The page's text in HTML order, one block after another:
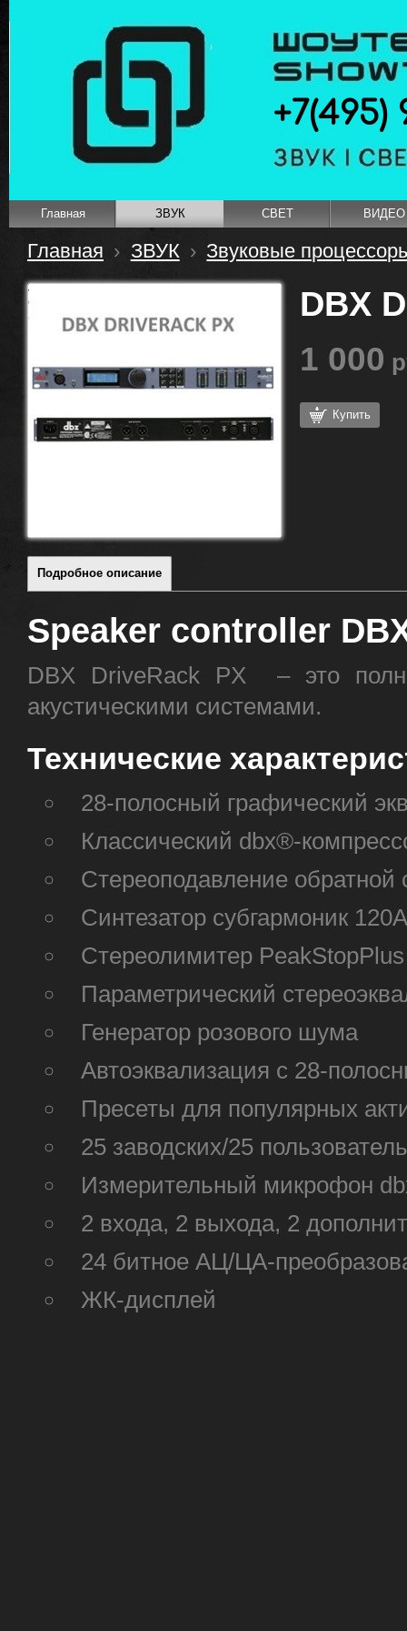
+7(495)
Главная ЗВУК СВЕТ ВИДЕО
Главная › ЗВУК › Звуковые
DBX
1 000
Купить
Подробное описание
Speaker controller
DBX DriveRack PX – это
акустическими системами.
Технические
28-полосный графический
Классический dbx®-
Стереоподавление
Синтезатор субгармоник 120А
Стереолимитер PeakStopPlus
Параметрический
Генератор розового шума
Автоэквализация с 28-
Пресеты для популярных
25 заводских/25
Измерительный микрофон
2 входа, 2 выхода, 2
24 битное АЦ/ЦА-
ЖК-дисплей